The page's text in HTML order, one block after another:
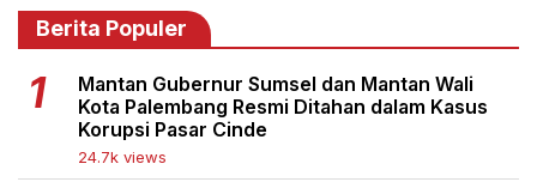
Berita Populer
Mantan Gubernur Sumsel dan Mantan Wali
Kota Palembang Resmi Ditahan dalam Kasus
Korupsi Pasar Cinde
24.7k views